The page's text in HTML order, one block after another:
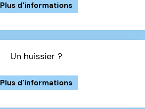
Plus d'informations
Un huissier ?
Plus d'informations